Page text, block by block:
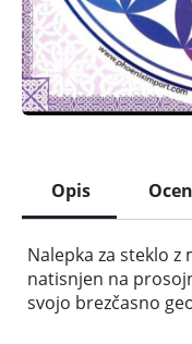
Opis
Nalepka za steklo
natisnjen na
svojo brezčasno